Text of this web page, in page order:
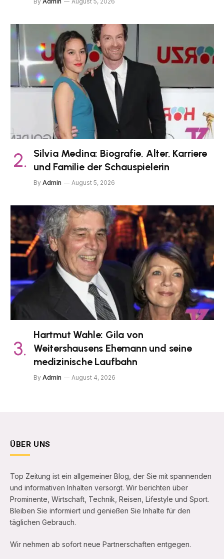
Silvia Medina: Biografie, Alter, Karriere
und Familie der Schauspielerin
By Admin August 5, 2026
Hartmut Wahle: Gila von
Weitershausens Ehemann und seine
medizinische Laufbahn
By Admin August 4, 2026
ÜBER UNS
Top Zeitung ist ein allgemeiner Blog, der Sie mit spannenden
und informativen Inhalten versorgt. Wir berichten über
Prominente, Wirtschaft, Technik, Reisen, Lifestyle und Sport.
Bleiben Sie informiert und genießen Sie Inhalte für den
täglichen Gebrauch.
Wir nehmen ab sofort neue Partnerschaften entgegen.